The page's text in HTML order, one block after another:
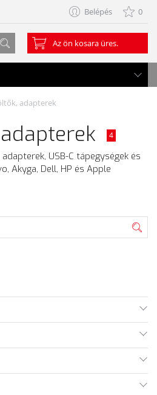
Belépés 0
Az ön kosara üres.
adapterek
4
USB-C tápegységek és
Akyga, Dell, HP és Apple